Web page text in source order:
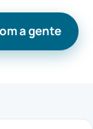
a gente